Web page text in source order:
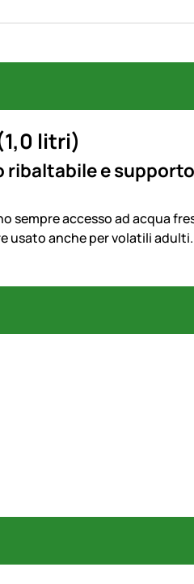
litri)
e
sempre accesso ad acqua
usato anche per volatili